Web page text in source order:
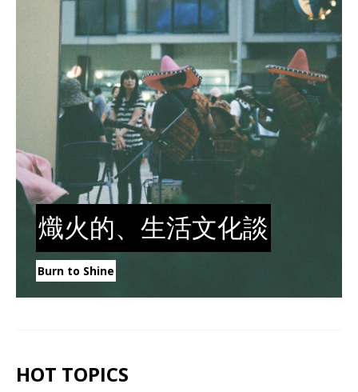
熾火的、生活文化談
Burn to Shine
HOT TOPICS